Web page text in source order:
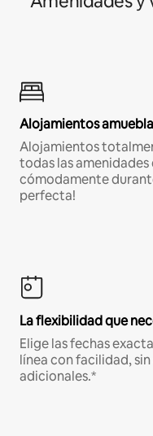
Alojamientos
Alojamientos
todas las
cómodamente
perfecta!
La flexibilidad que
Elige las fechas
línea con facilidad,
adicionales.*